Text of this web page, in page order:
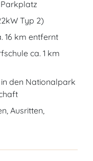
Typ 2)
16 km entfernt
ca. 1 km
den Nationalpark
Ausritten,